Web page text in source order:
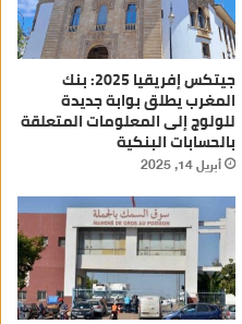
جيتكس إفريقيا 2025: بنك
المغرب يطلق بوابة جديدة
للولوج إلى المعلومات المتعلقة
بالحسابات البنكية
أبريل 14, 2025